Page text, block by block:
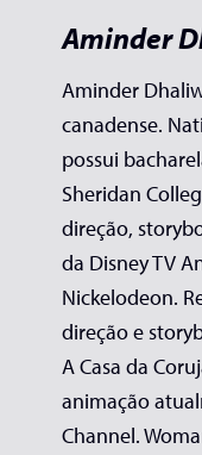
Aminder
Aminder
canadense.
possui
Sheridan
direção,
da Disney TV
Nickelodeon.
direção e
A Casa da
animação
Channel.